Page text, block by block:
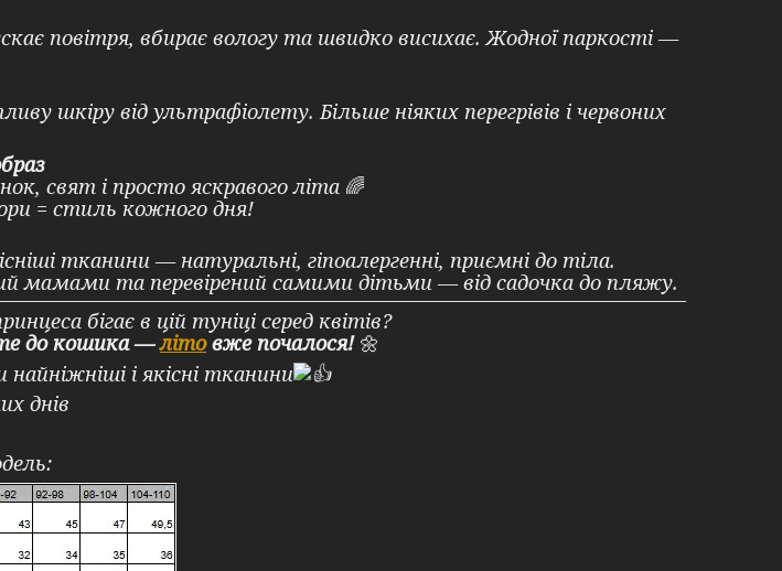
повітря, вбирає вологу та швидко висихає. Жодної паркості —
шкіру від ультрафіолету. Більше ніяких перегрівів і червоних
свят і просто яскравого літа 🌈
= стиль кожного дня!
тканини — натуральні, гіпоалергенні, приємні до тіла.
мамами та перевірений самими дітьми — від садочка до пляжу.
бігає в цій туніці серед квітів?
до кошика —літовже почалося! 🌼
і якісні тканини
днів